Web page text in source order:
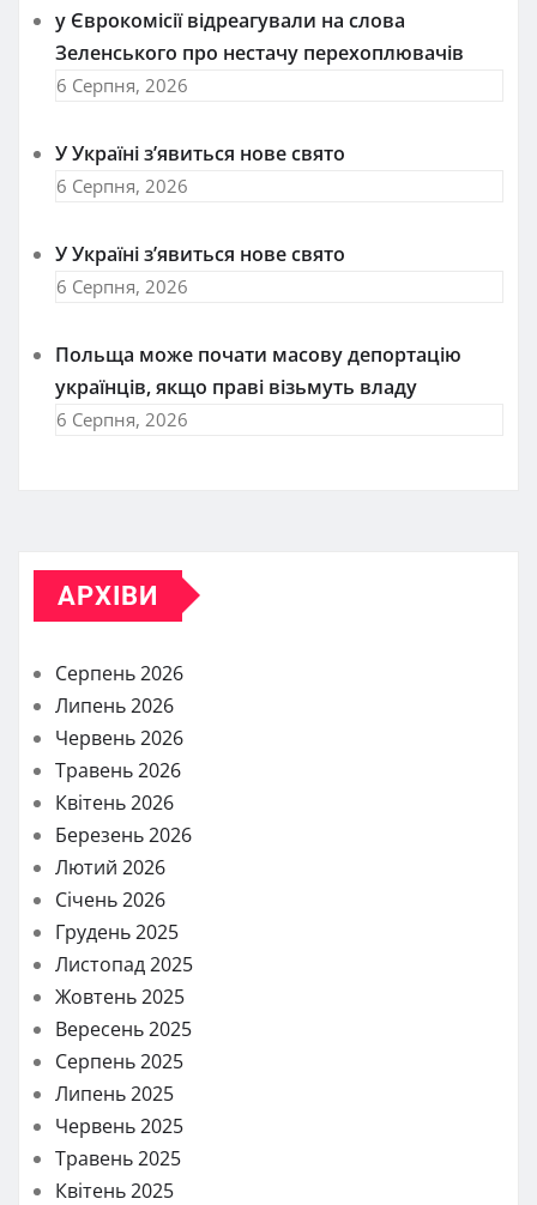
у Єврокомісії відреагували на слова
Зеленського про нестачу перехоплювачів
6 Серпня, 2026
У Україні з’явиться нове свято
6 Серпня, 2026
У Україні з’явиться нове свято
6 Серпня, 2026
Польща може почати масову депортацію
українців, якщо праві візьмуть владу
6 Серпня, 2026
АРХІВИ
Серпень 2026
Липень 2026
Червень 2026
Травень 2026
Квітень 2026
Березень 2026
Лютий 2026
Січень 2026
Грудень 2025
Листопад 2025
Жовтень 2025
Вересень 2025
Серпень 2025
Липень 2025
Червень 2025
Травень 2025
Квітень 2025